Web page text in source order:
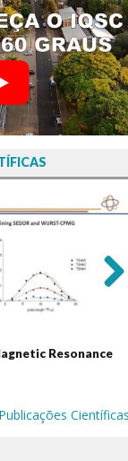
Resonance
Científicas